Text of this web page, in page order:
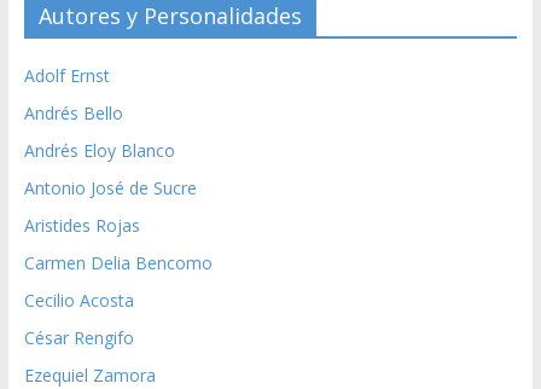
Autores y Personalidades
Adolf Ernst
Andrés Bello
Andrés Eloy Blanco
Antonio José de Sucre
Aristides Rojas
Carmen Delia Bencomo
Cecilio Acosta
César Rengifo
Ezequiel Zamora